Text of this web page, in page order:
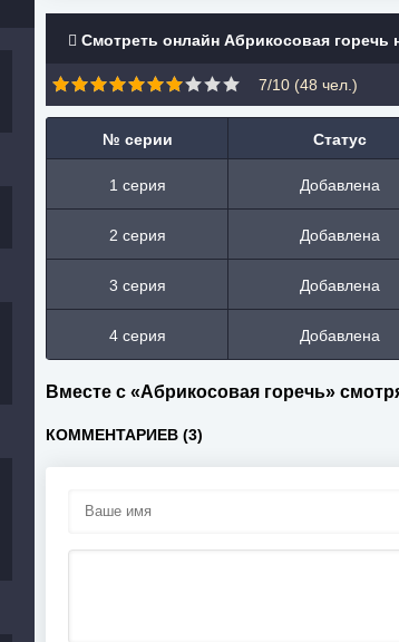
Смотреть онлайн Абрикосовая горечь
7/10 (48 чел.)
№ серии Статус
1 серия Добавлена
2 серия Добавлена
3 серия Добавлена
4 серия Добавлена
Вместе с «Абрикосовая горечь»
КОММЕНТАРИЕВ (3)